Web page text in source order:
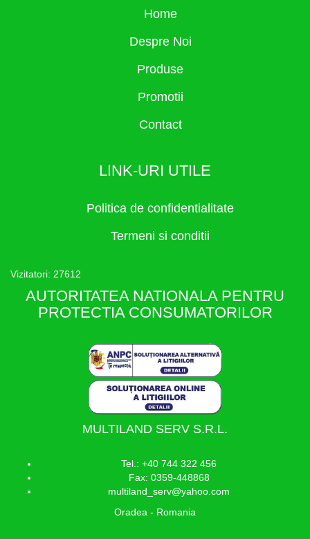
Home
Despre Noi
Produse
Promotii
Contact
LINK-URI UTILE
Politica de confidentialitate
Termeni si conditii
Vizitatori: 27612
AUTORITATEA NATIONALA PENTRU
PROTECTIA CONSUMATORILOR
MULTILAND SERV S.R.L.
Tel.: +40 744 322 456
Fax: 0359-448868
multiland_serv@yahoo.com
Oradea - Romania